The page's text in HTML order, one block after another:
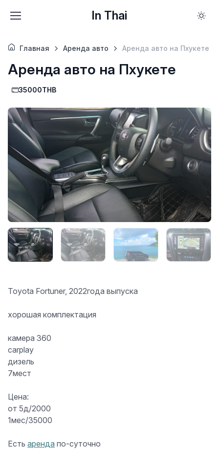
In Thai
Главная Аренда авто Аренда авто на Пхукете
Аренда авто на Пхукете
35000THB
Toyota Fortuner, 2022года выпуска
хорошая комплектация
камера 360
carplay
дизель
7мест
Цена:
от 5д/2000
1мес/35000
Есть аренда по-суточно